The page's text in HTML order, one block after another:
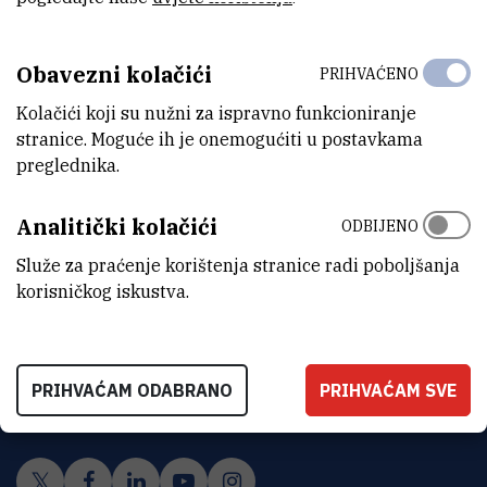
Bijenička cesta 54, 10000 Zagreb
KONTAKTIRAJTE NAS
Obavezni kolačići
Kolačići koji su nužni za ispravno funkcioniranje
stranice. Moguće ih je onemogućiti u postavkama
preglednika.
PRIHVAĆENO
Analitički kolačići
Služe za praćenje korištenja stranice radi poboljšanja
korisničkog iskustva.
ODBIJENO
PRIHVAĆAM ODABRANO PRIHVAĆAM SVE